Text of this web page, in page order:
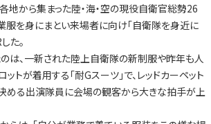
地から集まった陸・海・空の現役自衛官総勢26
服を身にまとい来場者に向け「自衛隊を身近に
た。
は、一新された陸上自衛隊の新制服や昨年も人
トが着用する「耐Gスーツ」で、レッドカーペット
める出演隊員に会場の観客から大きな拍手が上